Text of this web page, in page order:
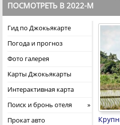
ПОСМОТРЕТЬ В 2022-М
Гид по Джокьякарте
Погода и прогноз
Фото галерея
Карты Джокьякарты
Интерактивная карта
Поиск и бронь отеля
Прокат авто